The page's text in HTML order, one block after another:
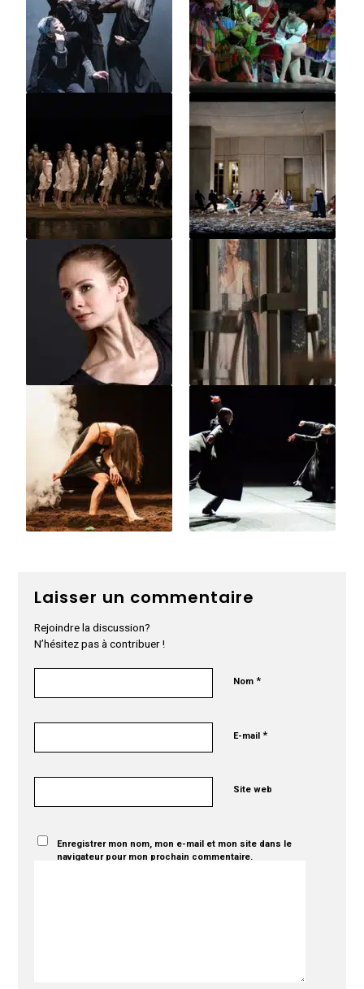
Laisser un commentaire
Rejoindre la discussion?
N’hésitez pas à contribuer !
Nom*
E-mail*
Site web
Enregistrer mon nom, mon e-mail et mon site dans le
navigateur pour mon prochain commentaire.